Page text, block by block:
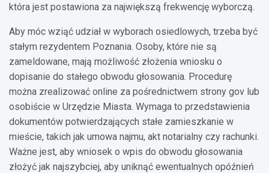
która jest postawiona za największą frekwencję wyborczą.
Aby móc wziąć udział w wyborach osiedlowych, trzeba być
stałym rezydentem Poznania. Osoby, które nie są
zameldowane, mają możliwość złożenia wniosku o
dopisanie do stałego obwodu głosowania. Procedurę
można zrealizować online za pośrednictwem strony gov lub
osobiście w Urzędzie Miasta. Wymaga to przedstawienia
dokumentów potwierdzających stałe zamieszkanie w
mieście, takich jak umowa najmu, akt notarialny czy rachunki.
Ważne jest, aby wniosek o wpis do obwodu głosowania
złożyć jak najszybciej, aby uniknąć ewentualnych opóźnień